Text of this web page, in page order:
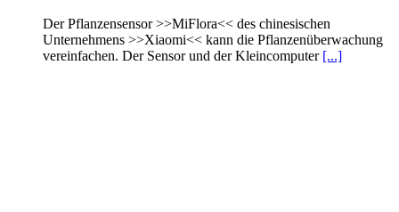
Der Pflanzensensor >>MiFlora<< des chinesischen
Unternehmens >>Xiaomi<< kann die Pflanzenüberwachung
vereinfachen. Der Sensor und der Kleincomputer [...]